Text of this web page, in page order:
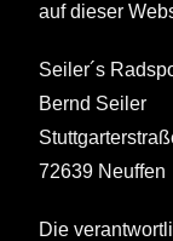
auf dieser
Seiler´s
Bernd Seiler
72639 Neuffen
Die